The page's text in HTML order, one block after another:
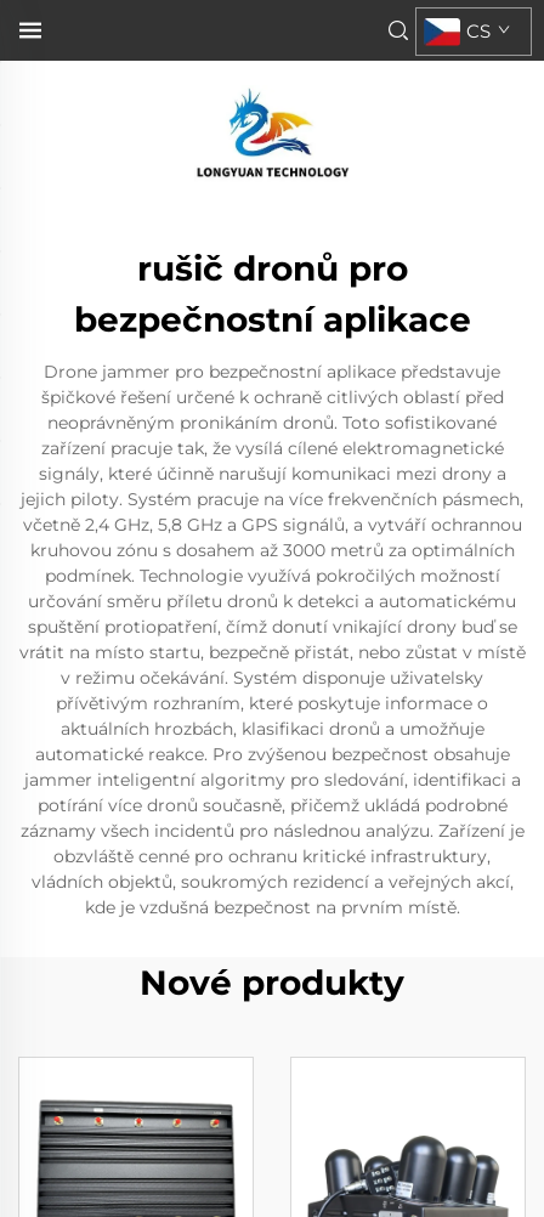
CS
rušič dronů pro
bezpečnostní aplikace
Drone jammer pro bezpečnostní aplikace představuje
špičkové řešení určené k ochraně citlivých oblastí před
neoprávněným pronikáním dronů. Toto sofistikované
zařízení pracuje tak, že vysílá cílené elektromagnetické
signály, které účinně narušují komunikaci mezi drony a
jejich piloty. Systém pracuje na více frekvenčních pásmech,
včetně 2,4 GHz, 5,8 GHz a GPS signálů, a vytváří ochrannou
kruhovou zónu s dosahem až 3000 metrů za optimálních
podmínek. Technologie využívá pokročilých možností
určování směru příletu dronů k detekci a automatickému
spuštění protiopatření, čímž donutí vnikající drony buď se
vrátit na místo startu, bezpečně přistát, nebo zůstat v místě
v režimu očekávání. Systém disponuje uživatelsky
přívětivým rozhraním, které poskytuje informace o
aktuálních hrozbách, klasifikaci dronů a umožňuje
automatické reakce. Pro zvýšenou bezpečnost obsahuje
jammer inteligentní algoritmy pro sledování, identifikaci a
potírání více dronů současně, přičemž ukládá podrobné
záznamy všech incidentů pro následnou analýzu. Zařízení je
obzvláště cenné pro ochranu kritické infrastruktury,
vládních objektů, soukromých rezidencí a veřejných akcí,
kde je vzdušná bezpečnost na prvním místě.
Nové produkty